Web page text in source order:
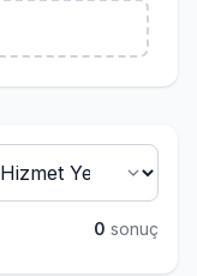
0 sonuç